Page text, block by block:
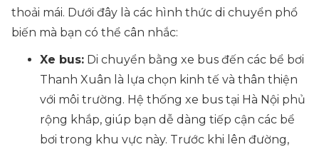
thoải mái. Dưới đây là các hình thức di chuyển phổ
biến mà bạn có thể cân nhắc:
Xe bus: Di chuyển bằng xe bus đến các bể bơi
Thanh Xuân là lựa chọn kinh tế và thân thiện
với môi trường. Hệ thống xe bus tại Hà Nội phủ
rộng khắp, giúp bạn dễ dàng tiếp cận các bể
bơi trong khu vực này. Trước khi lên đường,